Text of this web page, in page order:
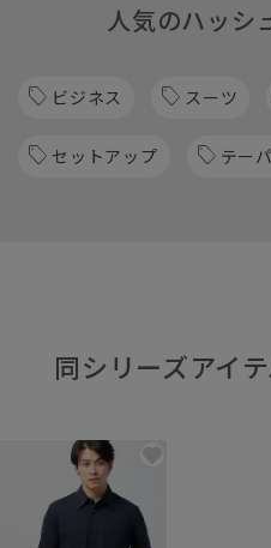
人気のハッシ
ビジネス スーツ
セットアップ テー
同シリーズアイ